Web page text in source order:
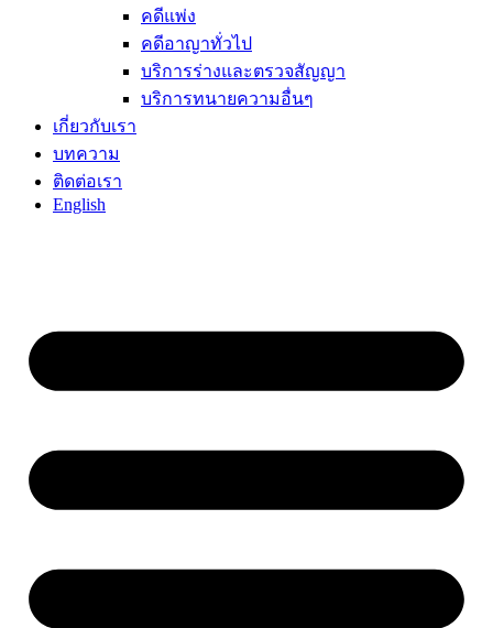
คดีแพ่ง
คดีอาญาทั่วไป
บริการร่างและตรวจสัญญา
บริการทนายความอื่นๆ
เกี่ยวกับเรา
บทความ
ติดต่อเรา
English